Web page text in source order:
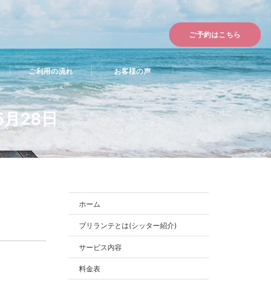
28日
2022年お盆シー
ホーム
ブリランテとは(シッター紹介)
サービス内容
料金表
ご予約はこちら
ご利用の流れ お客様の声